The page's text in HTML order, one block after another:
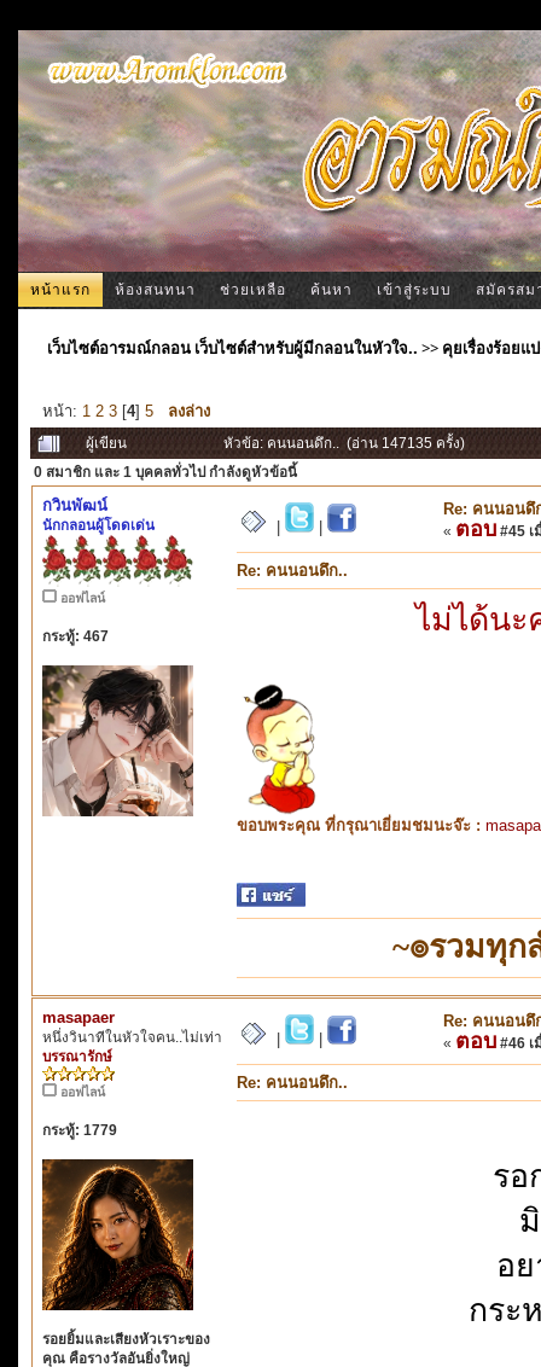
หน้าแรก ห้องสนทนา ช่วยเหลือ ค้นหา เข้าสู่ระบบ สมัครสม
เว็บไซต์อารมณ์กลอน เว็บไซต์สำหรับผู้มีกลอนในหัวใจ.. >> คุยเรื่องร้อย
หน้า: 1 2 3 [4] 5 ลงล่าง
ผู้เขียน
หัวข้อ: คนนอนดึก.. (อ่าน 147135 ครั้ง)
0 สมาชิก และ 1 บุคคลทั่วไป กำลังดูหัวข้อนี้
กวินพัฒน์
นักกลอนผู้โดดเด่น
ออฟไลน์
กระทู้: 467
Re: คนนอนดึ
« ตอบ #45 เ
Re: คนนอนดึก..
ไม่ได้นะ
ขอบพระคุณ ที่กรุณาเยี่ยมชมนะจ๊ะ :
~๏รวมทุ
masapaer
หนึ่งวินาทีในหัวใจคน..ไม่เท่า
บรรณารักษ์
ออฟไลน์
กระทู้: 1779
รอยยิ้มและเสียงหัวเราะของ
คุณ คือรางวัลอันยิ่งใหญ่
Re: คนนอนดึ
« ตอบ #46 เ
Re: คนนอนดึก..
รอ
อ
กระ